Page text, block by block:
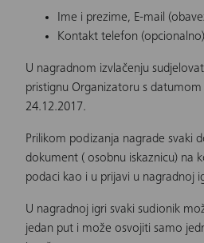
Ime i prezime, E-mail
Kontakt telefon (opcionalno)
U nagradnom izvlačenju
pristignu Organizatoru s datumom
24.12.2017.
Prilikom podizanja nagrade svaki
dokument ( osobnu iskaznicu) na
podaci kao i u prijavi u nagradnoj
U nagradnoj igri svaki sudionik
jedan put i može osvojiti samo